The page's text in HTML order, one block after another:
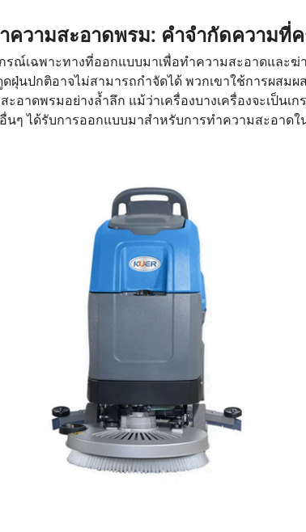
ำความสะอาดพรม: คำจำกัดความที่
รณ์เฉพาะทางที่ออกแบบมาเพื่อทำความสะอาดและฆ่
ฝุ่นปกติอาจไม่สามารถกำจัดได้ พวกเขาใช้การผสม
อาดพรมอย่างล้ำลึก แม้ว่าเครื่องบางเครื่องจะเป็นเ
นๆ ได้รับการออกแบบมาสำหรับการทำความสะอาด